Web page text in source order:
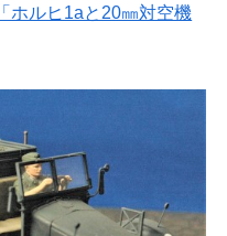
ホルヒ1aと20㎜対空機